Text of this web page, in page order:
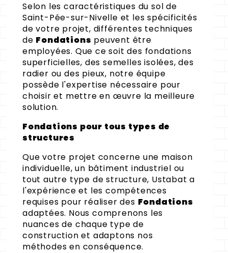
Selon les caractéristiques du sol de
Saint-Pée-sur-Nivelle et les spécificités
de votre projet, différentes techniques
de Fondations peuvent être
employées. Que ce soit des fondations
superficielles, des semelles isolées, des
radier ou des pieux, notre équipe
possède l'expertise nécessaire pour
choisir et mettre en œuvre la meilleure
solution.
Fondations pour tous types de
structures
Que votre projet concerne une maison
individuelle, un bâtiment industriel ou
tout autre type de structure, Ustabat a
l'expérience et les compétences
requises pour réaliser des Fondations
adaptées. Nous comprenons les
nuances de chaque type de
construction et adaptons nos
méthodes en conséquence.